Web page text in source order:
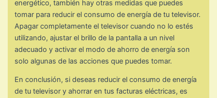
energético, también hay otras medidas que puedes
tomar para reducir el consumo de energía de tu televisor.
Apagar completamente el televisor cuando no lo estés
utilizando, ajustar el brillo de la pantalla a un nivel
adecuado y activar el modo de ahorro de energía son
solo algunas de las acciones que puedes tomar.
En conclusión, si deseas reducir el consumo de energía
de tu televisor y ahorrar en tus facturas eléctricas, es